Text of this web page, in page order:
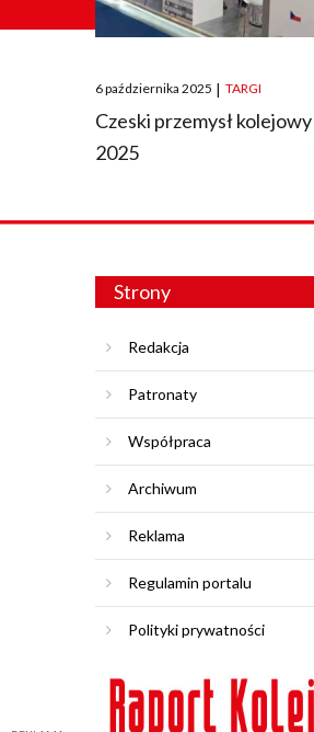
Posted
on
6 października 2025 | TARGI
Czeski przemysł
2025
Strony
Redakcja
Patronaty
Współpraca
Archiwum
Reklama
Regulamin portalu
Polityki prywatności